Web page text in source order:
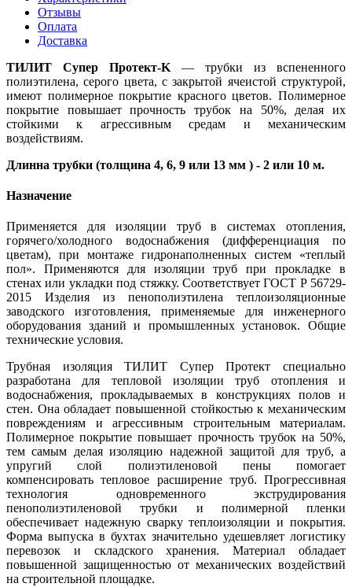
Отзывы
Оплата
Доставка
ТИЛИТ Супер Протект-K — трубки из вспененного
полиэтилена, серого цвета, с закрытой ячеистой структурой,
имеют полимерное покрытие красного цветов. Полимерное
покрытие повышает прочность трубок на 50%, делая их
стойкими к агрессивным средам и механическим
воздействиям.
Длинна трубки (толщина 4, 6, 9 или 13 мм ) - 2 или 10 м.
Назначение
Применяется для изоляции труб в системах отопления,
горячего/холодного водоснабжения (дифференциация по
цветам), при монтаже гидронаполненных систем «теплый
пол». Применяются для изоляции труб при прокладке в
стенах или укладки под стяжку. Соответствует ГОСТ Р 56729-
2015 Изделия из пенополиэтилена теплоизоляционные
заводского изготовления, применяемые для инженерного
оборудования зданий и промышленных установок. Общие
технические условия.
Трубная изоляция ТИЛИТ Супер Протект специально
разработана для тепловой изоляции труб отопления и
водоснабжения, прокладываемых в конструкциях полов и
стен. Она обладает повышенной стойкостью к механическим
повреждениям и агрессивным строительным материалам.
Полимерное покрытие повышает прочность трубок на 50%,
тем самым делая изоляцию надежной защитой для труб, а
упругий слой полиэтиленовой пены помогает
компенсировать тепловое расширение труб. Прогрессивная
технология одновременного экструдирования
пенополиэтиленовой трубки и полимерной пленки
обеспечивает надежную сварку теплоизоляции и покрытия.
Форма выпуска в бухтах значительно удешевляет логистику
перевозок и складского хранения. Материал обладает
повышенной защищенностью от механических воздействий
на строительной площадке.